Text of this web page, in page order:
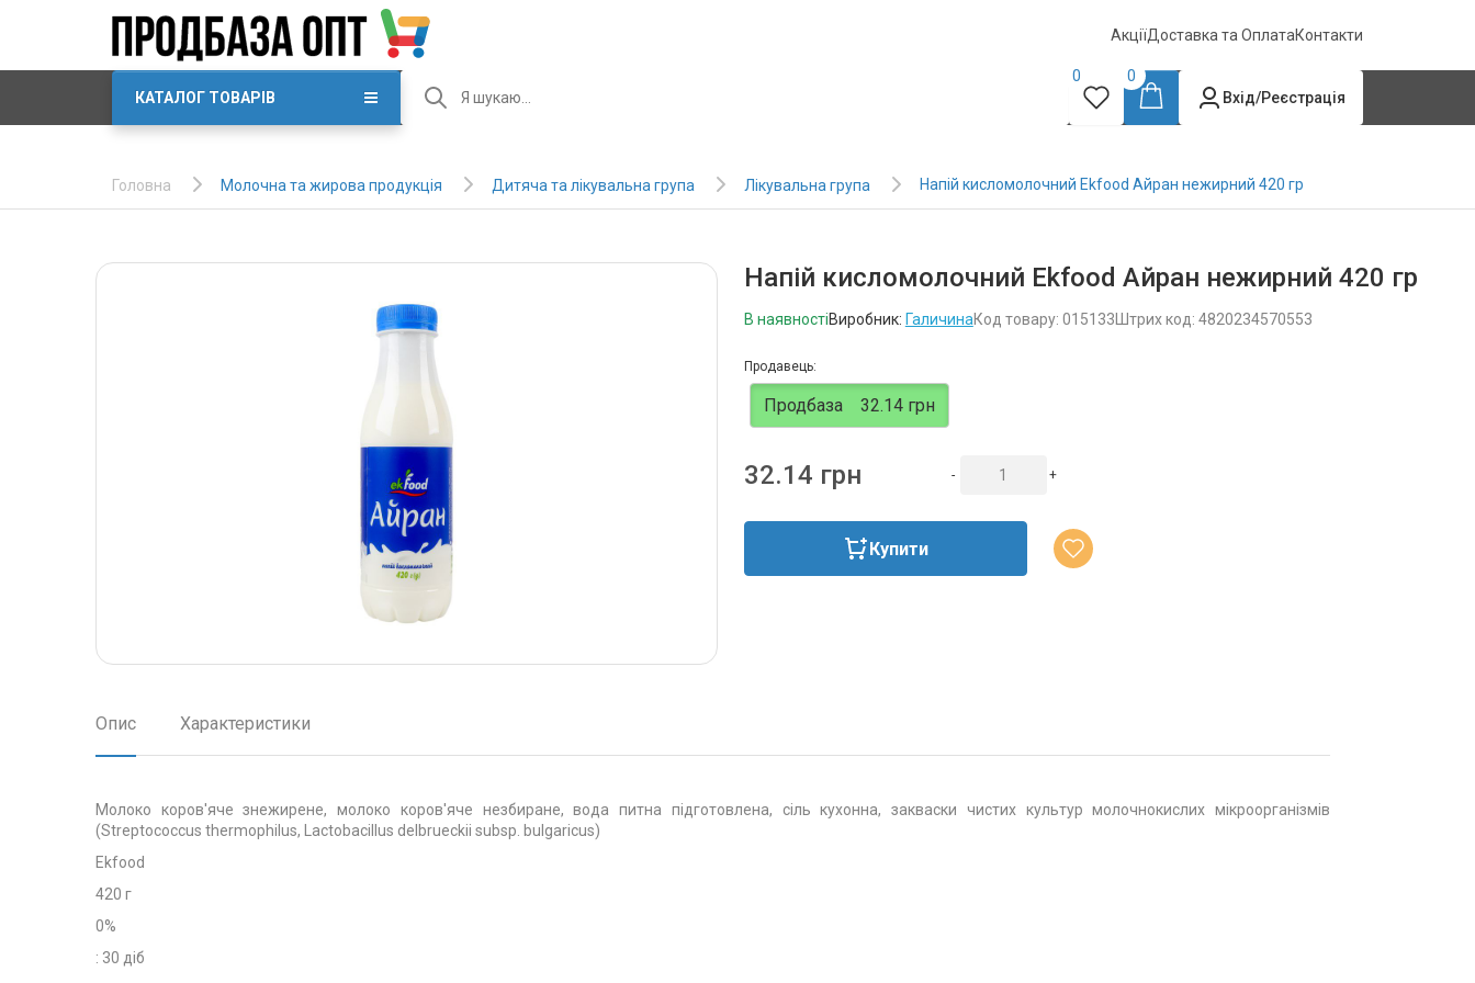
АкціїДоставка та ОплатаКонтакти
КАТАЛОГ ТОВАРІВ
0
0
Вхід/Реєстрація
Головна Молочна та жирова продукція Дитяча та лікувальна група Лікувальна група Напій кисломолочний Ekfood Айран нежирний 420 гр
Напій кисломолочний Ekfood Айран нежирний 420 гр
В наявностіВиробник: ГаличинаКод товару: 015133 Штрих код: 4820234570553
Продавець:
Продбаза 32.14 грн
32.14 грн - +
Купити
Опис Характеристики
Молоко коров'яче знежирене, молоко коров'яче незбиране, вода питна підготовлена, сіль кухонна, закваски чистих культур молочнокислих мікроорганізмів
(Streptococcus thermophilus, Lactobacillus delbrueckii subsp. bulgaricus)
Ekfood
420 г
0%
: 30 діб